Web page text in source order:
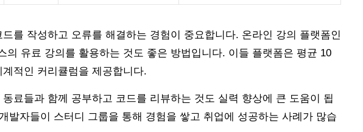
를 작성하고 오류를 해결하는 경험이 중요합니다. 온라인 강의 플랫폼인
의 유료 강의를 활용하는 것도 좋은 방법입니다. 이들 플랫폼은 평균 10
적인 커리큘럼을 제공합니다.
료들과 함께 공부하고 코드를 리뷰하는 것도 실력 향상에 큰 도움이 됩
발자들이 스터디 그룹을 통해 경험을 쌓고 취업에 성공하는 사례가 많습